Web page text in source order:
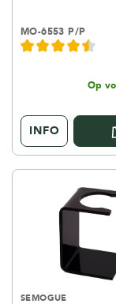
MO-6553 P/P
Op
INFO
SEMOGUE